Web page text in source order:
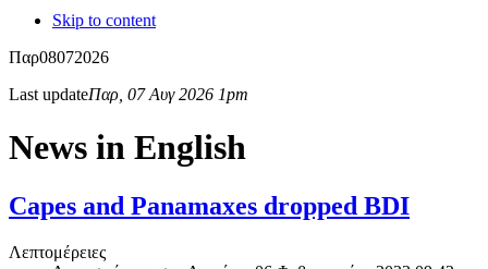
Skip to content
Παρ08072026
Last updateΠαρ, 07 Αυγ 2026 1pm
News in English
Capes and Panamaxes dropped BDI
Λεπτομέρειες